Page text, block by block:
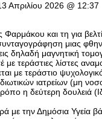
Απριλίου 2026 @ 12:37
Φαρμάκου και τη για
μιας
δηλαδή μαγνητική
τεράστιες λίστες
με τεράστιο
ιατρείων (μη
η δεύτερη δουλειά
την Δημόσια Υγεία